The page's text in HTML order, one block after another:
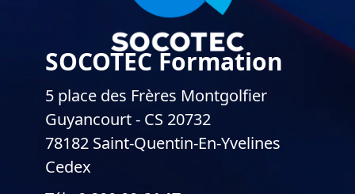
SOCOTEC Formation
5 place des Frères Montgolfier
Guyancourt - CS 20732
78182 Saint-Quentin-En-Yvelines
Cedex